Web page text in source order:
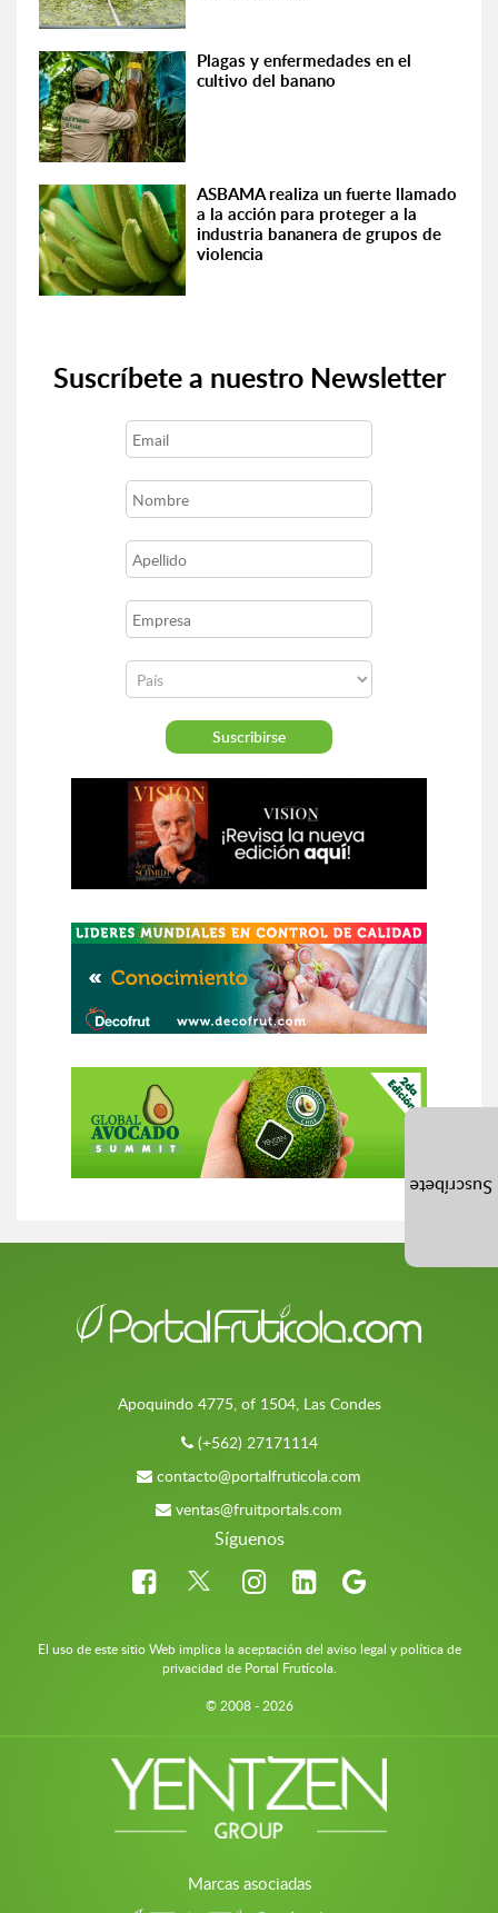
Plagas y enfermedades en el
cultivo del banano
ASBAMA realiza un fuerte llamado
a la acción para proteger a la
industria bananera de grupos de
violencia
Suscríbete a nuestro Newsletter
Apoquindo 4775, of 1504, Las Condes
(+562) 27171114
contacto@portalfruticola.com
ventas@fruitportals.com
Síguenos
El uso de este sitio Web implica la aceptación del aviso legal y política de
privacidad de Portal Frutícola.
© 2008 - 2026
Marcas asociadas
Suscríbete